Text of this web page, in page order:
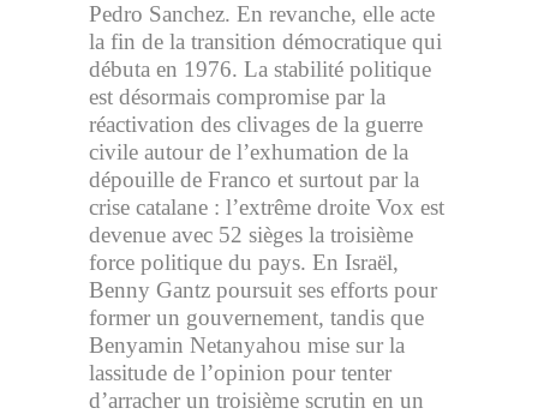
Pedro Sanchez. En revanche, elle acte
la fin de la transition démocratique qui
débuta en 1976. La stabilité politique
est désormais compromise par la
réactivation des clivages de la guerre
civile autour de l’exhumation de la
dépouille de Franco et surtout par la
crise catalane : l’extrême droite Vox est
devenue avec 52 sièges la troisième
force politique du pays. En Israël,
Benny Gantz poursuit ses efforts pour
former un gouvernement, tandis que
Benyamin Netanyahou mise sur la
lassitude de l’opinion pour tenter
d’arracher un troisième scrutin en un